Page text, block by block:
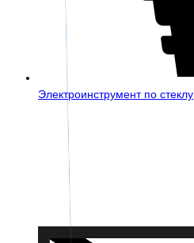
Электроинструмент по стеклу